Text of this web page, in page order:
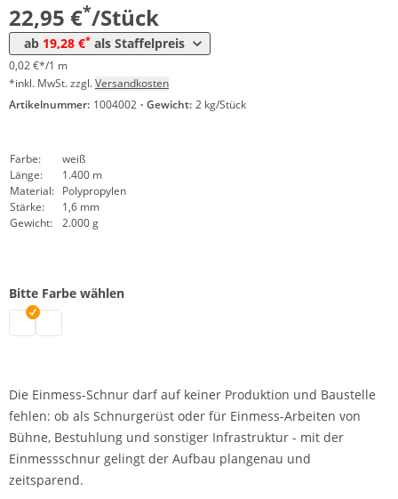
22,95 €*/Stück
ab 19,28 €* als Staffelpreis
0,02 €*/1 m
*inkl. MwSt. zzgl.Versandkosten
Artikelnummer: 1004002 · Gewicht: 2 kg/Stück
Farbe:
weiß
Länge:
1.400 m
Material: Polypropylen
Stärke:
1,6 mm
Gewicht:
2.000 g
Bitte Farbe wählen
Einmess-Schnur | weiß
Einmess-Schnur | pink
Die Einmess-Schnur darf auf keiner Produktion und Baustelle
fehlen: ob als Schnurgerüst oder für Einmess-Arbeiten von
Bühne, Bestuhlung und sonstiger Infrastruktur - mit der
Einmessschnur gelingt der Aufbau plangenau und
zeitsparend.